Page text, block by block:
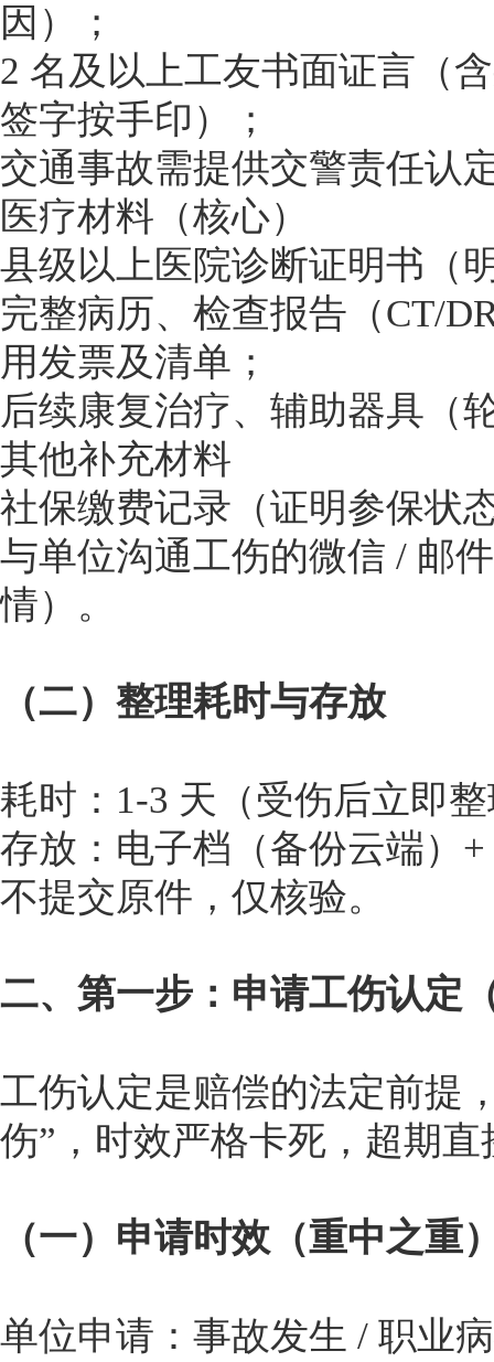
因）；
2 名及以上工友书面证言（
签字按手印）；
交通事故需提供交警责任认
医疗材料（核心）
县级以上医院诊断证明书（
完整病历、检查报告（CT/
用发票及清单；
后续康复治疗、辅助器具（
其他补充材料
社保缴费记录（证明参保状
与单位沟通工伤的微信 / 邮
情）。
（二）整理耗时与存放
耗时：1-3 天（受伤后立即
存放：电子档（备份云端）
不提交原件，仅核验。
二、第一步：申请工伤认定
工伤认定是赔偿的法定前提
伤”，时效严格卡死，超期直
（一）申请时效（重中之重
单位申请：事故发生 / 职业